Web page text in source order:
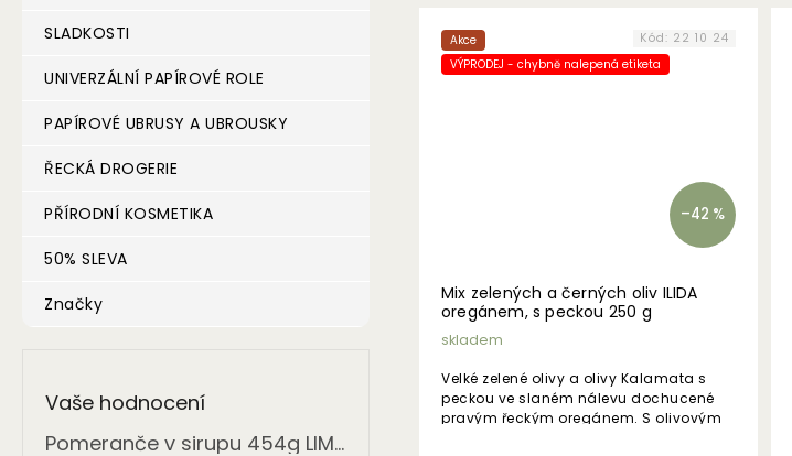
SLADKOSTI
UNIVERZÁLNÍ PAPÍROVÉ ROLE
PAPÍROVÉ UBRUSY A UBROUSKY
ŘECKÁ DROGERIE
PŘÍRODNÍ KOSMETIKA
50% SLEVA
Značky
Vaše hodnocení
Pomeranče v sirupu 454g LIMITOVANÁ NABÍDKA
Akce
VÝPRODEJ - chybně nalepená etiketa
–42 %
Mix zelených a černých oliv ILIDA
oregánem, s peckou 250 g
skladem
Velké zelené olivy a olivy Kalamata s
peckou ve slaném nálevu dochucené
pravým řeckým oregánem. S olivovým
Kód: 22 10 24